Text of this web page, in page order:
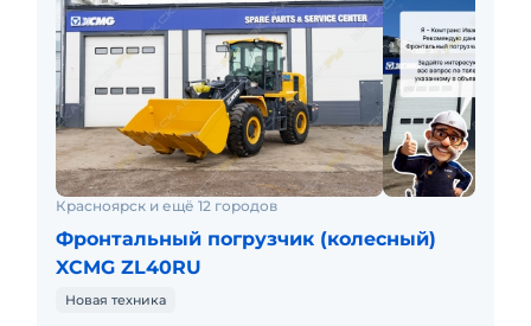
Красноярск и ещё 12 городов
Фронтальный погрузчик (колесный)
XCMG ZL40RU
Новая техника